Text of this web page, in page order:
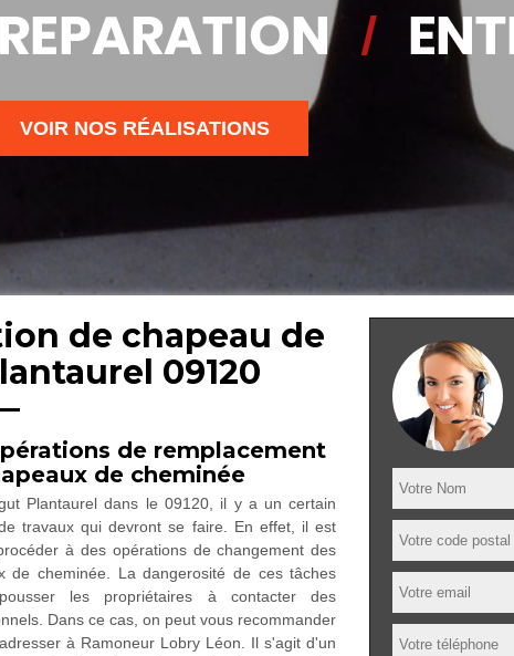
VOIR NOS RÉALISATIONS
de chapeau de
09120
de remplacement
de cheminée
Plantaurel dans le 09120, il y a un certain
travaux qui devront se faire. En effet, il est
à des opérations de changement des
de cheminée. La dangerosité de ces tâches
les propriétaires à contacter des
Dans ce cas, on peut vous recommander
à Ramoneur Lobry Léon. Il s'agit d'un